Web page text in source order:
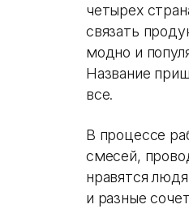
четырех
связать
модно и
Название
все.
В процессе
смесей,
нравятся
и разные